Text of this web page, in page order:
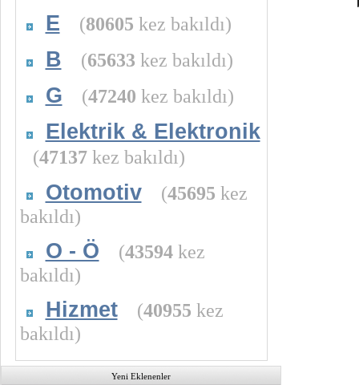
E (80605 kez bakıldı)
B (65633 kez bakıldı)
G (47240 kez bakıldı)
Elektrik & Elektronik
(47137kez bakıldı)
Otomotiv (45695 kez
bakıldı)
O - Ö (43594kez
bakıldı)
Hizmet (40955 kez
bakıldı)
Yeni Eklenenler